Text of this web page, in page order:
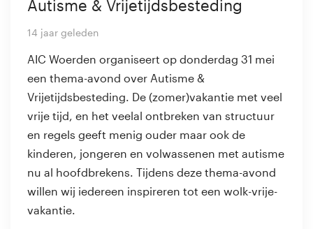
Autisme & Vrijetijdsbesteding
14 jaar geleden
AIC Woerden organiseert op donderdag 31 mei
een thema-avond over Autisme &
Vrijetijdsbesteding. De (zomer)vakantie met veel
vrije tijd, en het veelal ontbreken van structuur
en regels geeft menig ouder maar ook de
kinderen, jongeren en volwassenen met autisme
nu al hoofdbrekens. Tijdens deze thema-avond
willen wij iedereen inspireren tot een wolk-vrije-
vakantie.